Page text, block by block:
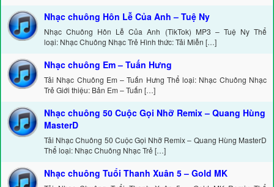
Nhạc chuông Hôn Lễ Của Anh – Tuệ Ny
Nhạc Chuông Hôn Lễ Của Anh (TikTok) MP3 – Tuệ Ny Thể
loại: Nhạc Chuông Nhạc Trẻ Hình thức: Tải Miễn […]
Nhạc chuông Em – Tuấn Hưng
Tải Nhạc Chuông Em – Tuấn Hưng Thể loại: Nhạc Chuông Nhạc
Trẻ Giới thiệu: Bản Em – Tuấn […]
Nhạc chuông 50 Cuộc Gọi Nhỡ Remix – Quang Hùng
MasterD
Tải Nhạc Chuông 50 Cuộc Gọi Nhỡ Remix – Quang Hùng MasterD
Thể loại: Nhạc Chuông Nhạc Trẻ […]
Nhạc chuông Tuổi Thanh Xuân 5 – Gold MK